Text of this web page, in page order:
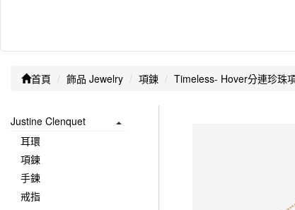
首頁 飾品 Jewelry 項鍊 Timeless- Hover分連珍珠
Justine Clenquet
耳環
項鍊
手鍊
戒指